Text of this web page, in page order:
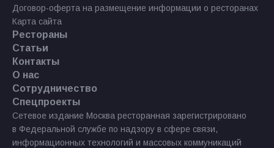
Договор-оферта на размещение информации о ресторанах
Карта сайта
Рестораны
Статьи
Контакты
О нас
Сотрудничество
Спецпроекты
Сетевое издание Москва ресторанная зарегистрировано
в Федеральной службе по надзору в сфере связи,
информационных технологий и массовых коммуникаций